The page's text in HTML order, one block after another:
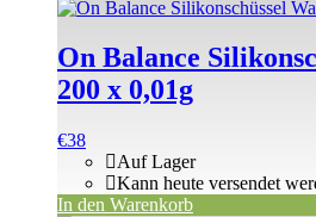
On Balance
200 x 0,01g
€38
Auf Lager
Kann heute versendet
In den Warenkorb